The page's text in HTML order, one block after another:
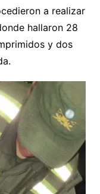
a realizar
hallaron 28
y dos